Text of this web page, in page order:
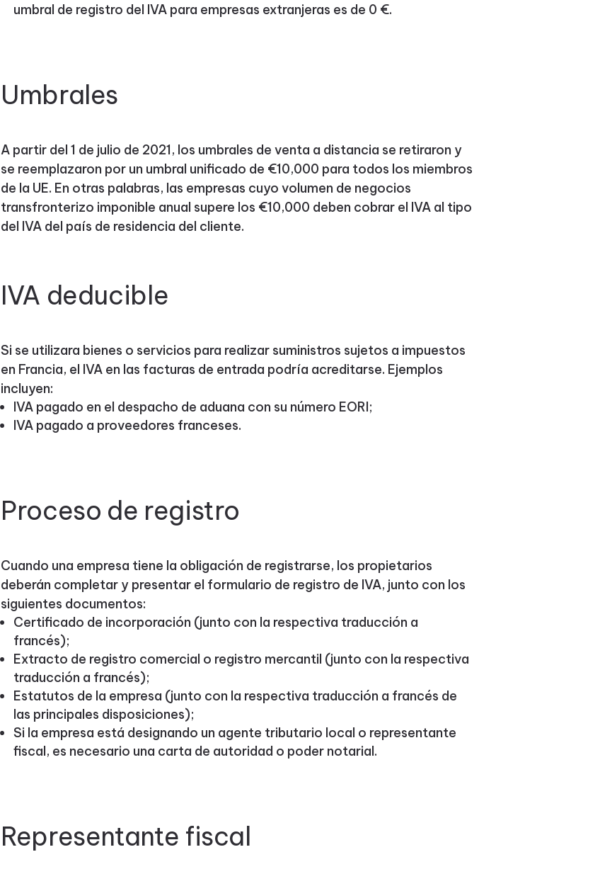
umbral de registro del IVA para empresas extranjeras es de 0 €.
Umbrales
A partir del 1 de julio de 2021, los umbrales de venta a distancia se retiraron y
se reemplazaron por un umbral unificado de €10,000 para todos los miembros
de la UE. En otras palabras, las empresas cuyo volumen de negocios
transfronterizo imponible anual supere los €10,000 deben cobrar el IVA al tipo
del IVA del país de residencia del cliente.
IVA deducible
Si se utilizara bienes o servicios para realizar suministros sujetos a impuestos
en Francia, el IVA en las facturas de entrada podría acreditarse. Ejemplos
incluyen:
IVA pagado en el despacho de aduana con su número EORI;
IVA pagado a proveedores franceses.
Proceso de registro
Cuando una empresa tiene la obligación de registrarse, los propietarios
deberán completar y presentar el formulario de registro de IVA, junto con los
siguientes documentos:
Certificado de incorporación (junto con la respectiva traducción a
francés);
Extracto de registro comercial o registro mercantil (junto con la respectiva
traducción a francés);
Estatutos de la empresa (junto con la respectiva traducción a francés de
las principales disposiciones);
Si la empresa está designando un agente tributario local o representante
fiscal, es necesario una carta de autoridad o poder notarial.
Representante fiscal